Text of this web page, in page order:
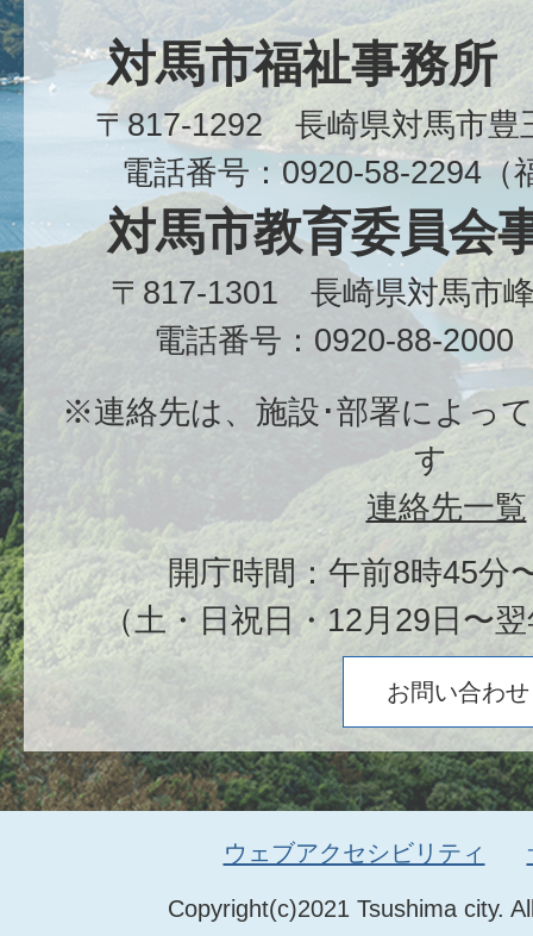
対馬市福祉事務所
〒817-1292 長崎県対馬市
電話番号：0920-58-2294（
対馬市教育委員会
〒817-1301 長崎県対馬市
電話番号：0920-88-2000
※連絡先は、施設･部署によっ
す
連絡先一覧
開庁時間：午前8時45分
（土・日祝日・12月29日〜
お問い合わせ
Copyright(c)2021 Tsushima city.
ウェブアクセシビリティ